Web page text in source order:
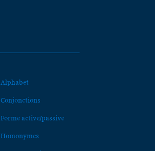
Alphabet
Conjonctions
Forme active/passive
Homonymes